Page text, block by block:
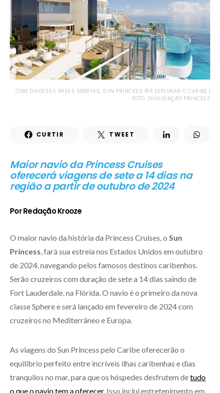
COM DIVERSAS ÁREAS ABERTAS, SUN PRINCESS IRÁ EXPLORAR O CARIBE |
FOTO: DIVULGAÇÃO PRINCESS
CURTIR TWEET
Maior navio da Princess Cruises
oferecerá viagens de sete a 14 dias na
região a partir de outubro de 2024
Por Redação Krooze
O maior navio da história da Princess Cruises, o Sun
Princess , fará sua estreia nos Estados Unidos em outubro
de 2024, navegando pelos famosos destinos caribenhos.
Serão cruzeiros com duração de sete a 14 dias saindo de
Fort Lauderdale, na Flórida. O navio é o primeiro da nova
classe Sphere e será lançado em fevereiro de 2024 com
cruzeiros no Mediterrâneo e Europa.
As viagens do Sun Princess pelo Caribe oferecerão o
equilíbrio perfeito entre incríveis ilhas caribenhas e dias
tranquilos no mar, para que os hóspedes desfrutem detudo
o que o navio tem a oferecer. Isso inclui entretenimento em